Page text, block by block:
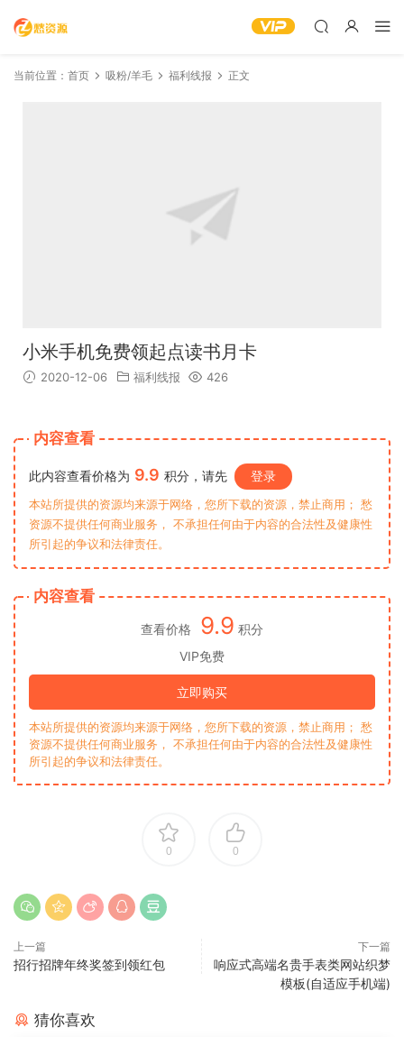
当前位置： 首页 吸粉/羊毛 福利线报 正文
小米手机免费领起点读书月卡
2020-12-06 福利线报 426
内容查看
此内容查看价格为 9.9 积分，请先 登录
本站所提供的资源均来源于网络，您所下载的资源，禁止商用； 愁
资源不提供任何商业服务， 不承担任何由于内容的合法性及健康性
所引起的争议和法律责任。
内容查看
查看价格 9.9 积分
VIP免费
立即购买
本站所提供的资源均来源于网络，您所下载的资源，禁止商用； 愁
资源不提供任何商业服务， 不承担任何由于内容的合法性及健康性
所引起的争议和法律责任。
0 0
上一篇
招行招牌年终奖签到领红包
下一篇
响应式高端名贵手表类网站织梦
模板(自适应手机端)
猜你喜欢